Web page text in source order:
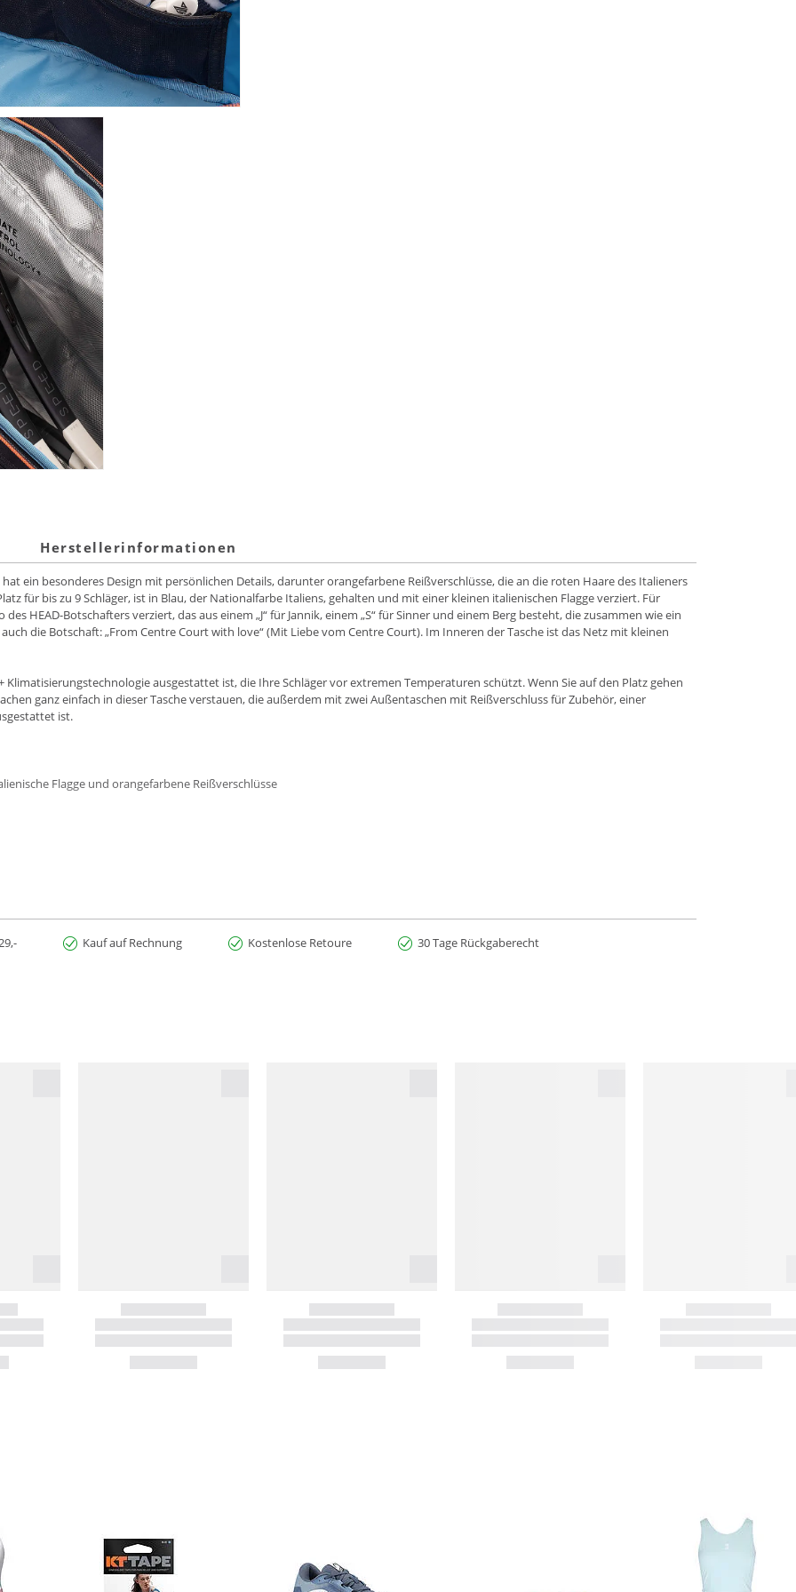
Herstellerinformationen
hat ein besonderes Design mit persönlichen Details, darunter orangefarbene Reißverschlüsse, die an die roten Haare des Italieners
für bis zu 9 Schläger, ist in Blau, der Nationalfarbe Italiens, gehalten und mit einer kleinen italienischen Flagge verziert. Für
HEAD-Botschafters verziert, das aus einem „J“ für Jannik, einem „S“ für Sinner und einem Berg besteht, die zusammen wie ein
die Botschaft: „From Centre Court with love“ (Mit Liebe vom Centre Court). Im Inneren der Tasche ist das Netz mit kleinen
Klimatisierungstechnologie ausgestattet ist, die Ihre Schläger vor extremen Temperaturen schützt. Wenn Sie auf den Platz gehen
ganz einfach in dieser Tasche verstauen, die außerdem mit zwei Außentaschen mit Reißverschluss für Zubehör, einer
ist.
Flagge und orangefarbene Reißverschlüsse
Kauf auf Rechnung Kostenlose Retoure 30 Tage Rückgaberecht